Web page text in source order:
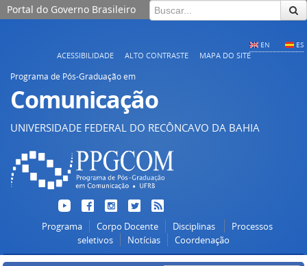
Portal do Governo Brasileiro
EN ES
ACESSIBILIDADE ALTO CONTRASTE MAPA DO SITE
Programa de Pós-Graduação em
Comunicação
UNIVERSIDADE FEDERAL DO RECÔNCAVO DA BAHIA
Programa Corpo Docente Disciplinas
Processos
seletivos
Notícias Coordenação